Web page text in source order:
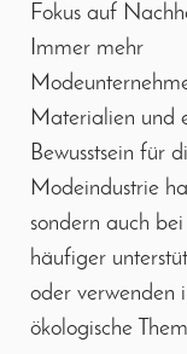
Fokus auf
Immer mehr
Materialien und
Bewusstsein für
Modeindustrie
sondern auch
häufiger
oder verwenden
ökologische